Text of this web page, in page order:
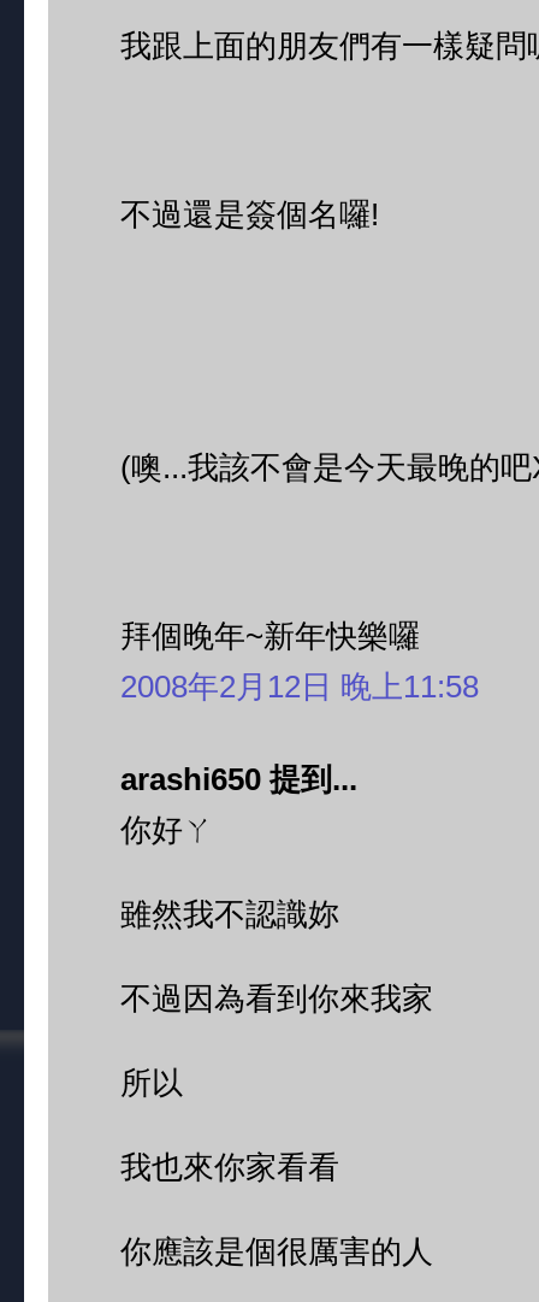
我跟上面的朋友們有一樣疑問
不過還是簽個名囉!
(噢...我該不會是今天最晚的
拜個晚年~新年快樂囉
2008年2月12日 晚上11:58
arashi650 提到...
你好ㄚ
雖然我不認識妳
不過因為看到你來我家
所以
我也來你家看看
你應該是個很厲害的人